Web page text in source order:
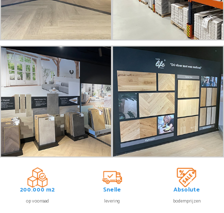
200.000 m2
op voorraad
Snelle
levering
Absolute
bodemprijzen